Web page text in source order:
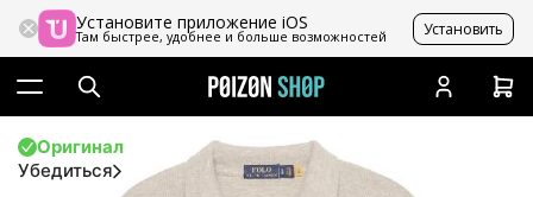
Установите приложение iOS
Там быстрее, удобнее и больше возможностей Установить
Оригинал
Убедиться